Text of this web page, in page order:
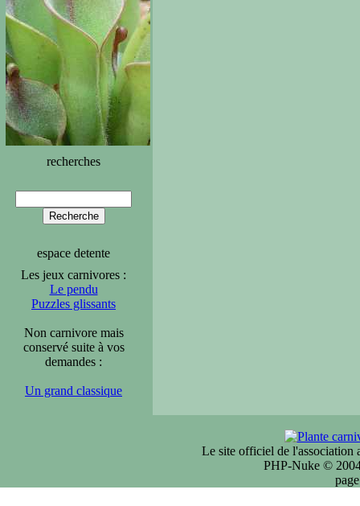
recherches
espace detente
Les jeux carnivores :
Le pendu
Puzzles glissants
Non carnivore mais
conservé suite à vos
demandes :
Un grand classique
Le site officiel de l'association
PHP-Nuke ©